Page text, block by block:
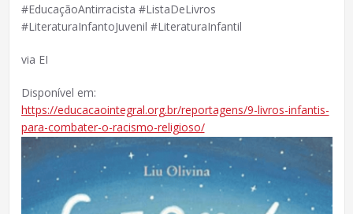
#EducaçãoAntirracista #ListaDeLivros
#LiteraturaInfantoJuvenil #LiteraturaInfantil
via EI
Disponível em:
https://educacaointegral.org.br/reportagens/9-livros-infantis-
para-combater-o-racismo-religioso/